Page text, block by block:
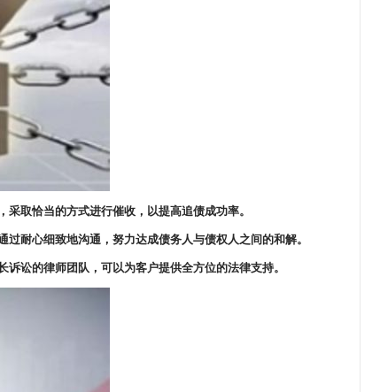
取恰当的方式进行催收，以提高追债成功率。
耐心细致地沟通，努力达成债务人与债权人之间的和解。
讼的律师团队，可以为客户提供全方位的法律支持。